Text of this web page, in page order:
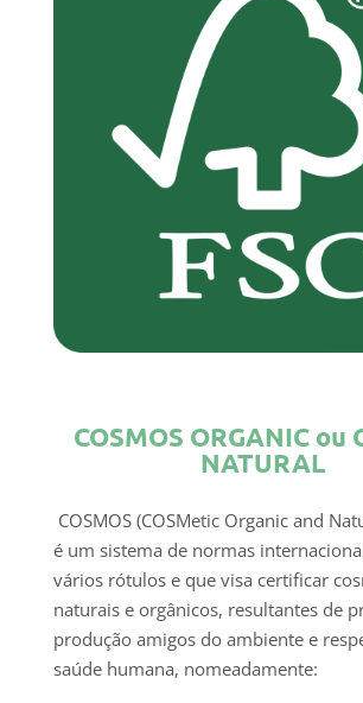
COSMOS ORGANIC ou
NATURAL
COSMOS (COSMetic Organic and
é um sistema de normas
vários rótulos e que visa certificar co
naturais e orgânicos, resultantes de
produção amigos do ambiente e
saúde humana, nomeadamente: